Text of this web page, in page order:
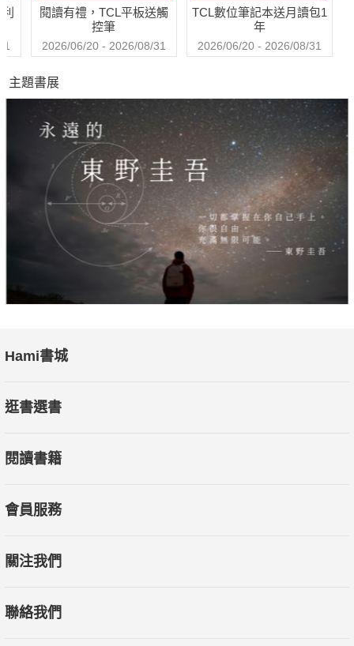
閱讀有禮，TCL平板送觸
控筆
2026/06/20 - 2026/08/31
TCL數位筆記本送月讀包1
年
2026/06/20 - 2026/08/31
主題書展
Hami書城
逛書選書
閱讀書籍
會員服務
關注我們
聯絡我們